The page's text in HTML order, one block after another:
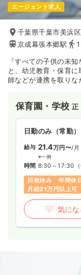
エージェント求人
千葉県千葉市美浜
京成幕張本郷駅
『すべての子供の未
と、幼児教育・保育
師などが連携を取り
保育園・学校正
日勤のみ（常勤）
給与 21.4万円〜/月
※一例
時間 8:30～17:30
日祝休み
年間休
月給21万円以上可
気にな